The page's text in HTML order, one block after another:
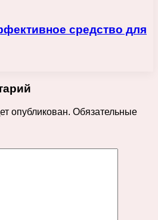
средство для
опубликован. Обязательные